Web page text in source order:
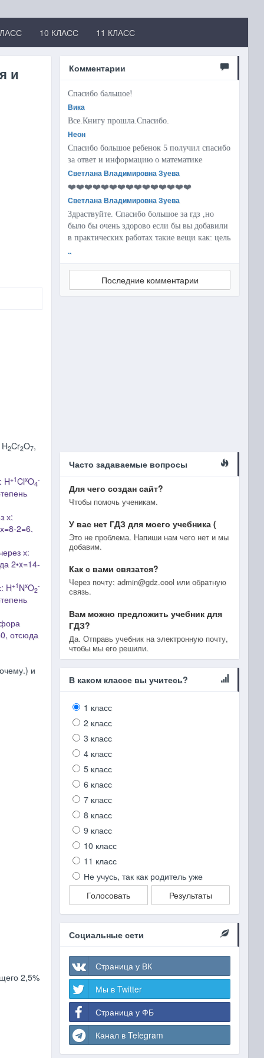
10 КЛАСС 11 КЛАСС
и
2Cr2O7,
H+1ClxO4
-
х:
2=6.
х:
2•x=14-
H+1 NxO2
-
отсюда
и
2,5%
Комментарии
Спасибо бальшое!
Вика
Все.Книгу прошла.Спасибо.
Неон
Спасибо большое ребенок 5 получил спасибо
за ответ и информацию о математике
Светлана Владимировна Зуева
❤️❤️❤️❤️❤️❤️❤️❤️❤️❤️❤️❤️❤️❤️❤️
Светлана Владимировна Зуева
Здраствуйте. Спасибо большое за гдз ,но
было бы очень здорово если бы вы добавили
в практических работах такие вещи как: цель
..
Последние комментарии
Часто задаваемые вопросы
Для чего создан сайт?
Чтобы помочь ученикам.
У вас нет ГДЗ для моего учебника (
Это не проблема. Напиши нам чего нет и мы
добавим.
Как с вами связатся?
Через почту: admin@gdz.cool или обратную
связь.
Вам можно предложить учебник для
ГДЗ?
Да. Отправь учебник на электронную почту,
чтобы мы его решили.
В каком классе вы учитесь?
1 класс
2 класс
3 класс
4 класс
5 класс
6 класс
7 класс
8 класс
9 класс
10 класс
11 класс
Не учусь, так как родитель уже
Голосовать
Результаты
Социальные сети
Страница у ВК
Мы в Twitter
Страница у ФБ
Канал в Telegram